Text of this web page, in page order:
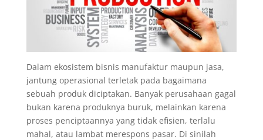
Dalam ekosistem bisnis manufaktur maupun jasa,
jantung operasional terletak pada bagaimana
sebuah produk diciptakan. Banyak perusahaan gagal
bukan karena produknya buruk, melainkan karena
proses penciptaannya yang tidak efisien, terlalu
mahal, atau lambat merespons pasar. Di sinilah